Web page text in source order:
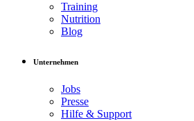
Training
Nutrition
Blog
Unternehmen
Jobs
Presse
Hilfe & Support